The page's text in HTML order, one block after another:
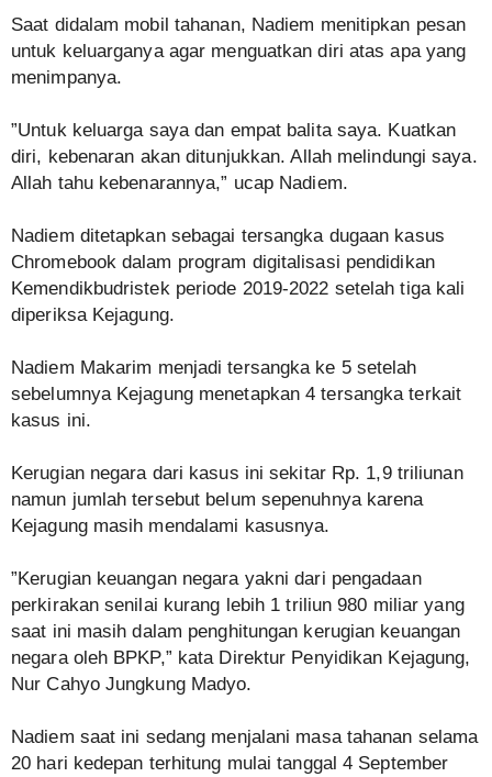
‎Saat didalam mobil tahanan, Nadiem menitipkan pesan
untuk keluarganya agar menguatkan diri atas apa yang
menimpanya.
‎”Untuk keluarga saya dan empat balita saya. Kuatkan
diri, kebenaran akan ditunjukkan. Allah melindungi saya.
Allah tahu kebenarannya,” ucap Nadiem.
‎Nadiem ditetapkan sebagai tersangka dugaan kasus
Chromebook dalam program digitalisasi pendidikan
Kemendikbudristek periode 2019-2022 setelah tiga kali
diperiksa Kejagung.
‎Nadiem Makarim menjadi tersangka ke 5 setelah
sebelumnya Kejagung menetapkan 4 tersangka terkait
kasus ini.
‎Kerugian negara dari kasus ini sekitar Rp. 1,9 triliunan
namun jumlah tersebut belum sepenuhnya karena
Kejagung masih mendalami kasusnya.
‎”Kerugian keuangan negara yakni dari pengadaan
perkirakan senilai kurang lebih 1 triliun 980 miliar yang
saat ini masih dalam penghitungan kerugian keuangan
negara oleh BPKP,” kata Direktur Penyidikan Kejagung,
Nur Cahyo Jungkung Madyo.
‎Nadiem saat ini sedang menjalani masa tahanan selama
20 hari kedepan terhitung mulai tanggal 4 September